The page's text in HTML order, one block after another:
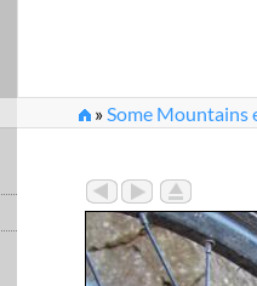
»Some Mountains